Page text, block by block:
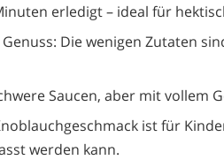
erledigt – ideal für
Die wenigen Zutaten
Saucen, aber mit vollem
ist für
werden kann.